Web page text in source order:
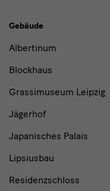
Gebäude,
Museen
Gebäude
Albertinum
Blockhaus
Grassimuseum Leipzig
Jägerhof
Japanisches Palais
Lipsiusbau
Residenzschloss